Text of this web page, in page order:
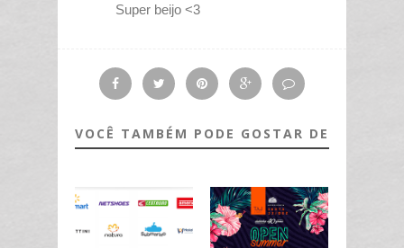
Super beijo <3
VOCÊ TAMBÉM PODE GOSTAR DE